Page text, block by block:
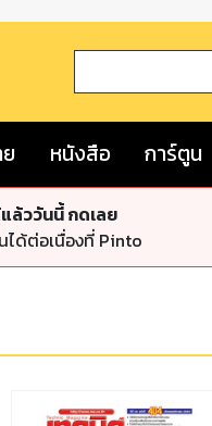
หนังสือ การ์ตูน
ล้ววันนี้ กดเลย
ได้ต่อเนื่องที่ Pinto